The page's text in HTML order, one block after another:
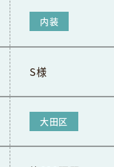
内装
S様
大田区